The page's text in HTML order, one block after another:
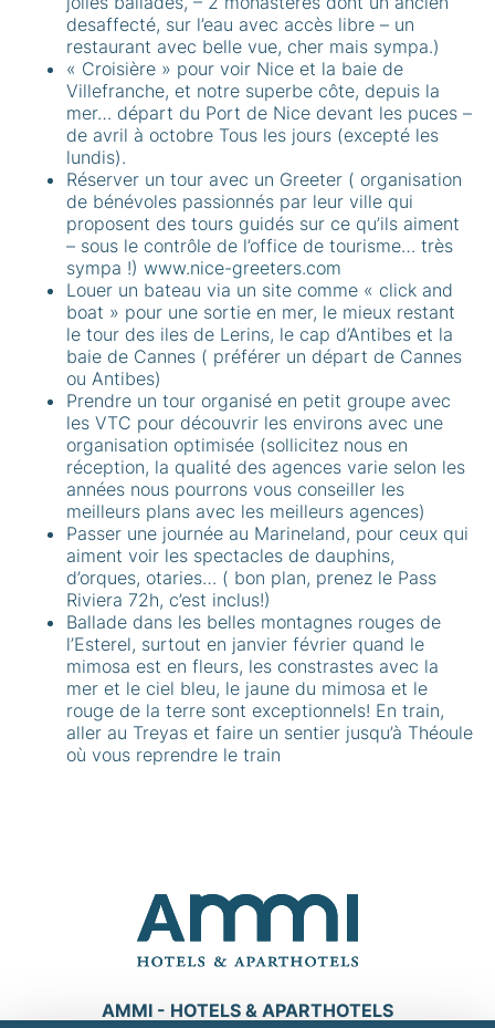
desaffecté, sur l’eau avec accès libre – un
restaurant avec belle vue, cher mais sympa.)
« Croisière » pour voir Nice et la baie de
Villefranche, et notre superbe côte, depuis la
mer… départ du Port de Nice devant les puces –
de avril à octobre Tous les jours (excepté les
lundis).
Réserver un tour avec un Greeter ( organisation
de bénévoles passionnés par leur ville qui
proposent des tours guidés sur ce qu’ils aiment
– sous le contrôle de l’office de tourisme… très
sympa !) www.nice-greeters.com
Louer un bateau via un site comme « click and
boat » pour une sortie en mer, le mieux restant
le tour des iles de Lerins, le cap d’Antibes et la
baie de Cannes ( préférer un départ de Cannes
ou Antibes)
Prendre un tour organisé en petit groupe avec
les VTC pour découvrir les environs avec une
organisation optimisée (sollicitez nous en
réception, la qualité des agences varie selon les
années nous pourrons vous conseiller les
meilleurs plans avec les meilleurs agences)
Passer une journée au Marineland, pour ceux qui
aiment voir les spectacles de dauphins,
d’orques, otaries… ( bon plan, prenez le Pass
Riviera 72h, c’est inclus!)
Ballade dans les belles montagnes rouges de
l’Esterel, surtout en janvier février quand le
mimosa est en fleurs, les constrastes avec la
mer et le ciel bleu, le jaune du mimosa et le
rouge de la terre sont exceptionnels! En train,
aller au Treyas et faire un sentier jusqu’à Théoule
où vous reprendre le train
AMMI - HOTELS & APARTHOTELS